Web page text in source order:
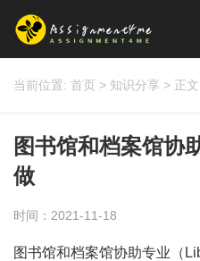
当前位置: 首页 > 知识分享 > 正文
图书馆和档案馆协
做
时间：2021-11-18
图书馆和档案馆协助专业（